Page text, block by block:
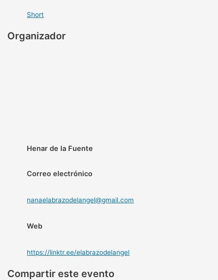
Short
Organizador
Henar de la Fuente
Correo electrónico
nanaelabrazodelangel@gmail.com
Web
https://linktr.ee/elabrazodelangel
Compartir este evento